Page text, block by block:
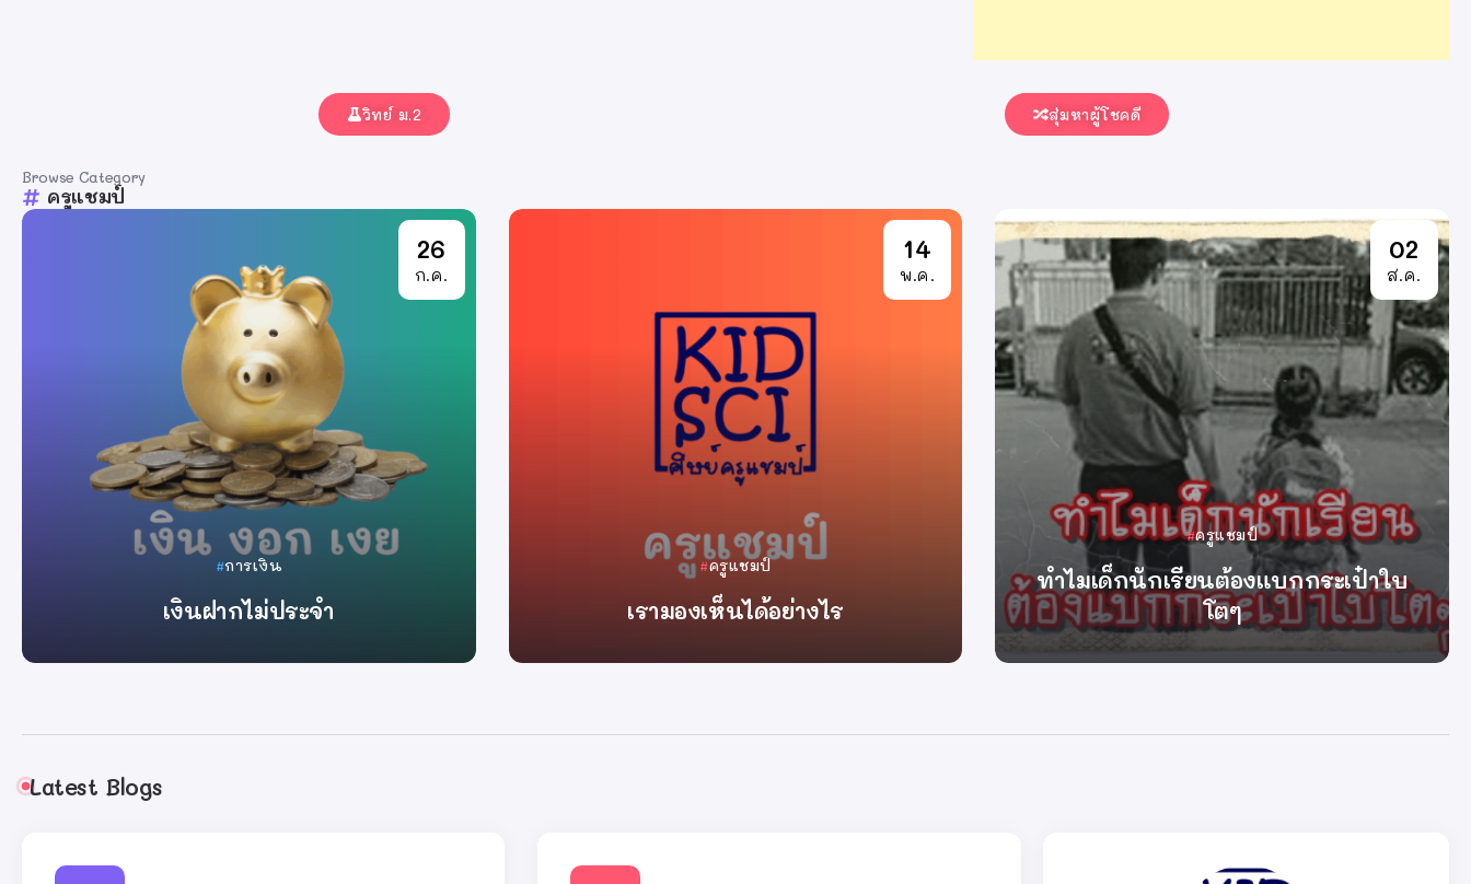
วิทย์ ม.2 สุ่มหาผู้โชคดี
ครูแชมป์
Browse Category
การเงิน
เงินฝากไม่ประจำ
By ครูแชมป์
26
ก.ค.
ครูแชมป์
เรามองเห็นได้อย่างไร
By ครูแชมป์
14
พ.ค.
ครูแชมป์
ทำไมเด็กนักเรียนต้องแบกกระเป๋าใบ
โตๆ
By ครูแชมป์
02
ส.ค.
Latest Blogs